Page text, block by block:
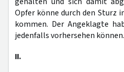
Opfer könne durch den Sturz
kommen. Der Angeklagte
jedenfalls vorhersehen können.
II.